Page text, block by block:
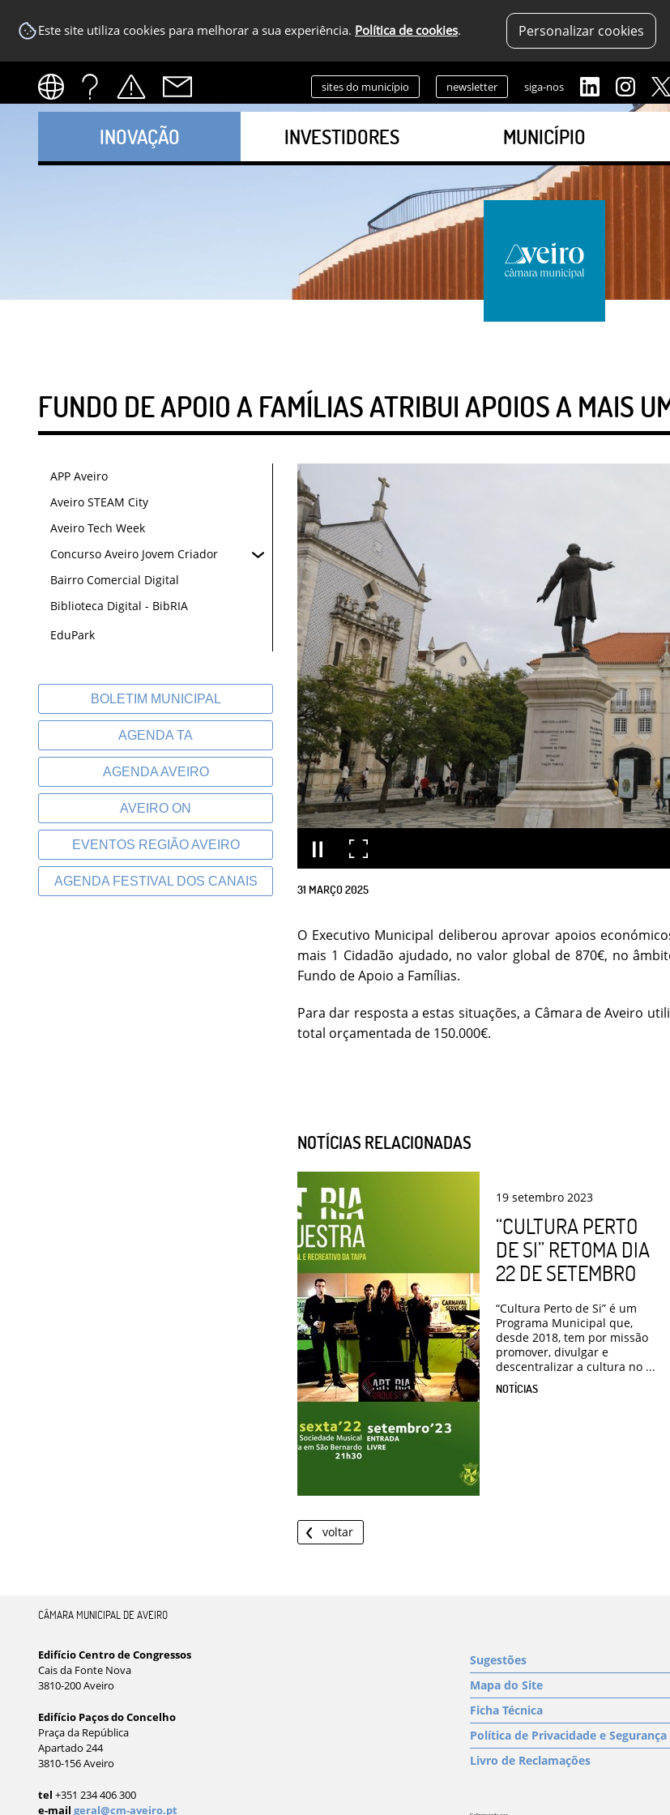
Este site utiliza cookies para melhorar a sua experiência. Política de cookies. Personalizar cookies
sites do município newsletter siga-nos
INOVAÇÃO INVESTIDORES MUNICÍPIO
FUNDO DE APOIO A FAMÍLIAS ATRIBUI APOIOS A MAIS
APP Aveiro
Aveiro STEAM City
Aveiro Tech Week
Concurso Aveiro Jovem Criador
Bairro Comercial Digital
Biblioteca Digital - BibRIA
EduPark
BOLETIM MUNICIPAL
AGENDA TA
AGENDA AVEIRO
AVEIRO ON
EVENTOS REGIÃO AVEIRO
AGENDA FESTIVAL DOS CANAIS
31 MARÇO2025
O Executivo Municipal deliberou aprovar apoios
mais 1 Cidadão ajudado, no valor global de 870€, no
Fundo de Apoio a Famílias.
Para dar resposta a estas situações, a Câmara de Aveiro
total orçamentada de 150.000€.
NOTÍCIAS RELACIONADAS
19 setembro 2023
“CULTURA PERTO
DE SI” RETOMA DIA
22 DE SETEMBRO
“Cultura Perto de Si” é um
Programa Municipal que,
desde 2018, tem por missão
promover, divulgar e
descentralizar a cultura no ...
NOTÍCIAS
voltar
CÂMARA MUNICIPAL DE AVEIRO
Edifício Centro de Congressos
Cais da Fonte Nova
3810-200 Aveiro
Edifício Paços do Concelho
Praça da República
Apartado 244
3810-156 Aveiro
tel +351 234 406 300
e-mail geral@cm-aveiro.pt
Sugestões
Mapa do Site
Ficha Técnica
Política de Privacidade e Segurança
Livro de Reclamações